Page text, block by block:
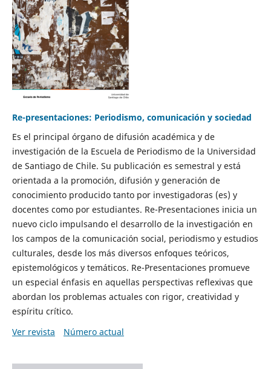
Re-presentaciones: Periodismo, comunicación y sociedad
Es el principal órgano de difusión académica y de
investigación de la Escuela de Periodismo de la Universidad
de Santiago de Chile. Su publicación es semestral y está
orientada a la promoción, difusión y generación de
conocimiento producido tanto por investigadoras (es) y
docentes como por estudiantes. Re-Presentaciones inicia un
nuevo ciclo impulsando el desarrollo de la investigación en
los campos de la comunicación social, periodismo y estudios
culturales, desde los más diversos enfoques teóricos,
epistemológicos y temáticos. Re-Presentaciones promueve
un especial énfasis en aquellas perspectivas reflexivas que
abordan los problemas actuales con rigor, creatividad y
espíritu crítico.
Ver revista
Número actual